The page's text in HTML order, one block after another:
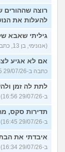
רוצה
להעלות את
גיליתי שאבא
(אנונימי, בן 13, כתב ב-29/07/26 17:25)
אם לא אגיע
כתבה ב-29/07/26 17:05)
לתת לה זמן
ב-29/07/26 16:56)
תדירות סקס,
ב-29/07/26 16:45)
איבדתי את
ב-29/07/26 16:34)